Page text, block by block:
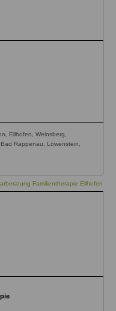
Ellhofen, Weinsberg,
Rappenau, Löwenstein,
Familientherapie Ellhofen